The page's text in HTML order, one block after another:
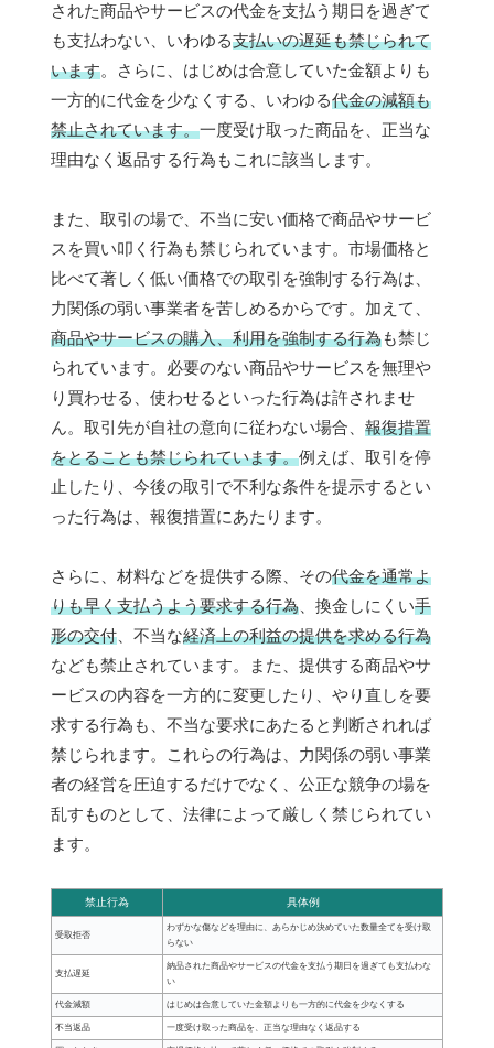
された商品やサービスの代金を支払う期日を過ぎて
も支払わない、いわゆる支払いの遅延も禁じられて
います。さらに、はじめは合意していた金額よりも
一方的に代金を少なくする、いわゆる代金の減額も
禁止されています。一度受け取った商品を、正当な
理由なく返品する行為もこれに該当します。
また、取引の場で、不当に安い価格で商品やサービ
スを買い叩く行為も禁じられています。市場価格と
比べて著しく低い価格での取引を強制する行為は、
力関係の弱い事業者を苦しめるからです。加えて、
商品やサービスの購入、利用を強制する行為も禁じ
られています。必要のない商品やサービスを無理や
り買わせる、使わせるといった行為は許されませ
ん。取引先が自社の意向に従わない場合、 報復措置
をとることも禁じられています。例えば、取引を停
止したり、今後の取引で不利な条件を提示するとい
った行為は、報復措置にあたります。
さらに、材料などを提供する際、その代金を通常よ
りも早く支払うよう要求する行為 、換金しにくい手
形の交付 、不当な経済上の利益の提供を求める行為
なども禁止されています。また、提供する商品やサ
ービスの内容を一方的に変更したり、やり直しを要
求する行為も、不当な要求にあたると判断されれば
禁じられます。これらの行為は、力関係の弱い事業
者の経営を圧迫するだけでなく、公正な競争の場を
乱すものとして、法律によって厳しく禁じられてい
ます。
禁止行為 具体例
受取拒否
わずかな傷などを理由に、あらかじめ決めていた数量全てを受け取
らない
支払遅延
納品された商品やサービスの代金を支払う期日を過ぎても支払わな
い
代金減額 はじめは合意していた金額よりも一方的に代金を少なくする
不当返品 一度受け取った商品を、正当な理由なく返品する